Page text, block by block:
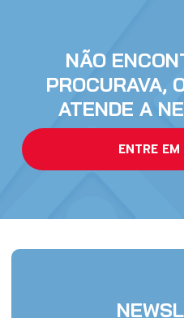
NÃO
PROCURAVA,
ATENDE A
ENTRE